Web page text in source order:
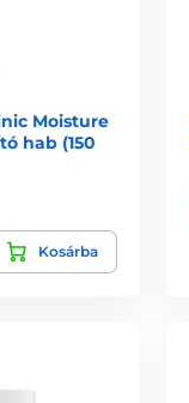
Moisture
hab (150
Kosárba